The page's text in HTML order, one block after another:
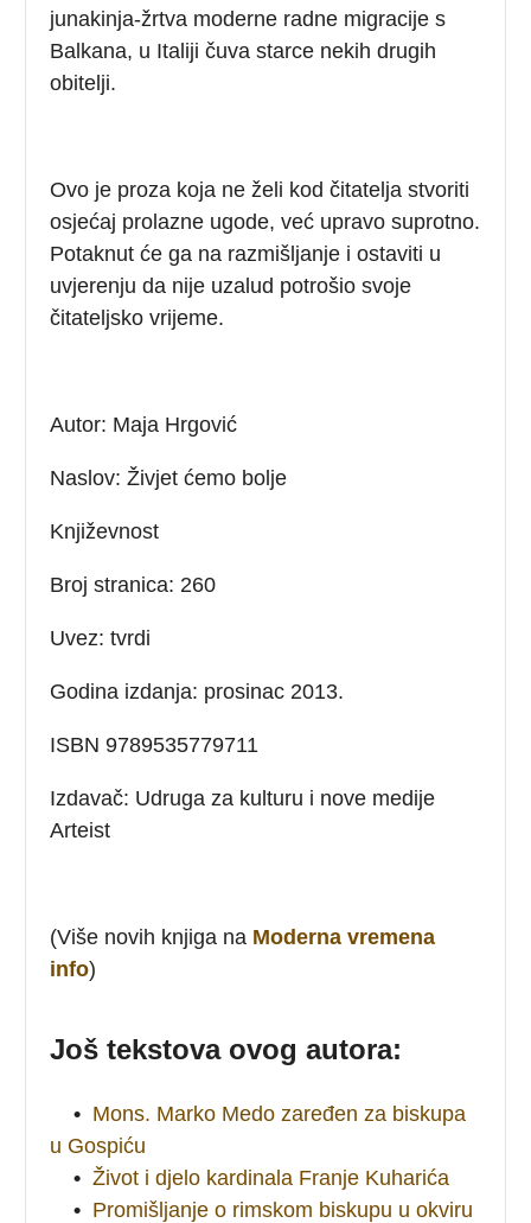
junakinja-žrtva moderne radne migracije s
Balkana, u Italiji čuva starce nekih drugih
obitelji.
Ovo je proza koja ne želi kod čitatelja stvoriti
osjećaj prolazne ugode, već upravo suprotno.
Potaknut će ga na razmišljanje i ostaviti u
uvjerenju da nije uzalud potrošio svoje
čitateljsko vrijeme.
Autor: Maja Hrgović
Naslov: Živjet ćemo bolje
Književnost
Broj stranica: 260
Uvez: tvrdi
Godina izdanja: prosinac 2013.
ISBN 9789535779711
Izdavač: Udruga za kulturu i nove medije
Arteist
(Više novih knjiga na Moderna vremena
info)
Još tekstova ovog autora:
• Mons. Marko Medo zaređen za biskupa
u Gospiću
• Život i djelo kardinala Franje Kuharića
• Promišljanje o rimskom biskupu u okviru